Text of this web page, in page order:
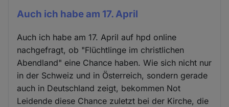
Auch ich habe am 17. April
Auch ich habe am 17. April auf hpd online
nachgefragt, ob "Flüchtlinge im christlichen
Abendland" eine Chance haben. Wie sich nicht nur
in der Schweiz und in Österreich, sondern gerade
auch in Deutschland zeigt, bekommen Not
Leidende diese Chance zuletzt bei der Kirche, die